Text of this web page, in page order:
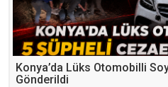
Konya’da Lüks Otomobilli
Gönderildi